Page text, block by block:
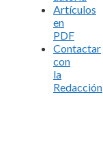
Artículos
en
PDF
Contactar
con
la
Redacción